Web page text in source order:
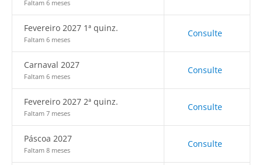
Faltam 6 meses
Fevereiro 2027 1ª quinz.
Faltam 6 meses
Consulte
Carnaval 2027
Faltam 6 meses
Consulte
Fevereiro 2027 2ª quinz.
Faltam 7 meses
Consulte
Páscoa 2027
Faltam 8 meses
Consulte